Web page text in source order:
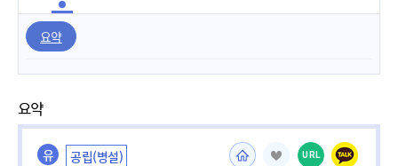
요약
요약
유 공립(병설) URL